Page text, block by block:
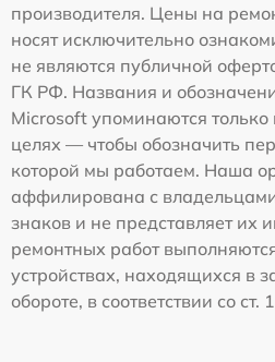
производителя. Цены на
носят исключительно
не являются публичной
ГК РФ. Названия и
Microsoft упоминаются
целях — чтобы обозначить
которой мы работаем. Наша
аффилирована с
знаков и не представляет их
ремонтных работ
устройствах, находящихся в
обороте, в соответствии со